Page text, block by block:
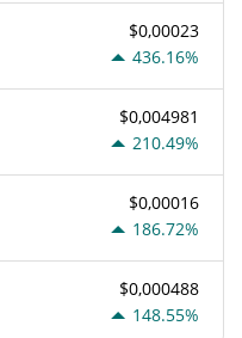
$0,00023
436.16%
$0,004981
210.49%
$0,00016
186.72%
$0,000488
148.55%